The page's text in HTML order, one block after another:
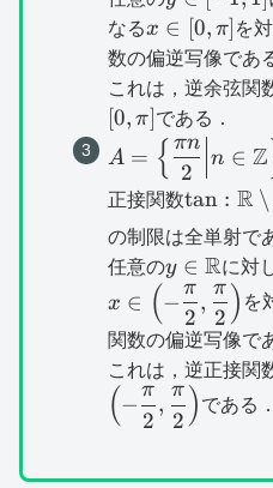
[-1,1]
なるx\in
[0,\pi
]
x ∈ [0, π] を
数の偏逆写像であ
これは，逆余弦関
[0, π]である．
A=\left\{
n}{2}\middle|
A = { 2
πn
n ∈ Z
正接関数\tan
A\to
tan : R ∖
の制限は全単射で
任意のy\in
y ∈ Rに対
x ∈ (−
2
π
,
2
π ) を
関数の偏逆写像で
これは，逆正接関
(−
2
π
,
2
π ) である．